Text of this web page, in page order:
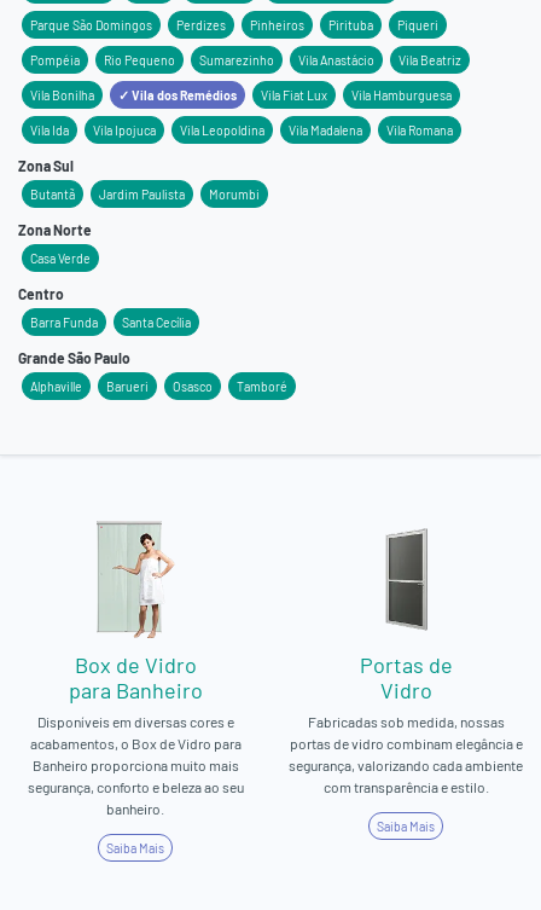
Parque São Domingos Perdizes Pinheiros Pirituba Piqueri
Pompéia Rio Pequeno Sumarezinho Vila Anastácio Vila Beatriz
Vila Bonilha ✓ Vila dos Remédios Vila Fiat Lux Vila Hamburguesa
Vila Ida Vila Ipojuca Vila Leopoldina Vila Madalena Vila Romana
Zona Sul
Butantã Jardim Paulista Morumbi
Zona Norte
Casa Verde
Centro
Barra Funda Santa Cecília
Grande São Paulo
Alphaville Barueri Osasco Tamboré
Box de Vidro
para Banheiro
Disponíveis em diversas cores e
acabamentos, o Box de Vidro para
Banheiro proporciona muito mais
segurança, conforto e beleza ao seu
banheiro.
Saiba Mais
Portas de
Vidro
Fabricadas sob medida, nossas
portas de vidro combinam elegância e
segurança, valorizando cada ambiente
com transparência e estilo.
Saiba Mais